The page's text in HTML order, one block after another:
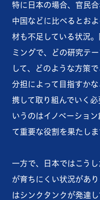
特に日本の場合、官民
中国などに比べるとお
材も不足している状況
ミングで、どの研究テ
して、どのような方策
分担によって目指すか
携して取り組んでいく
いうのはイノベーショ
て重要な役割を果たしま
一方で、日本ではこう
が育ちにくい状況があ
はシンクタンクが発達